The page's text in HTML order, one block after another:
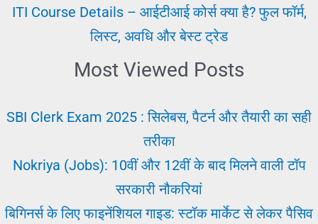
ITI Course Details – आईटीआई कोर्स क्या है? फुल फॉर्म,
लिस्ट, अवधि और बेस्ट ट्रेड
Most Viewed Posts
SBI Clerk Exam 2025 : सिलेबस, पैटर्न और तैयारी का सही
तरीका
Nokriya (Jobs): 10वीं और 12वीं के बाद मिलने वाली टॉप
सरकारी नौकरियां
बिगिनर्स के लिए फाइनेंशियल गाइड: स्टॉक मार्केट से लेकर पैसिव